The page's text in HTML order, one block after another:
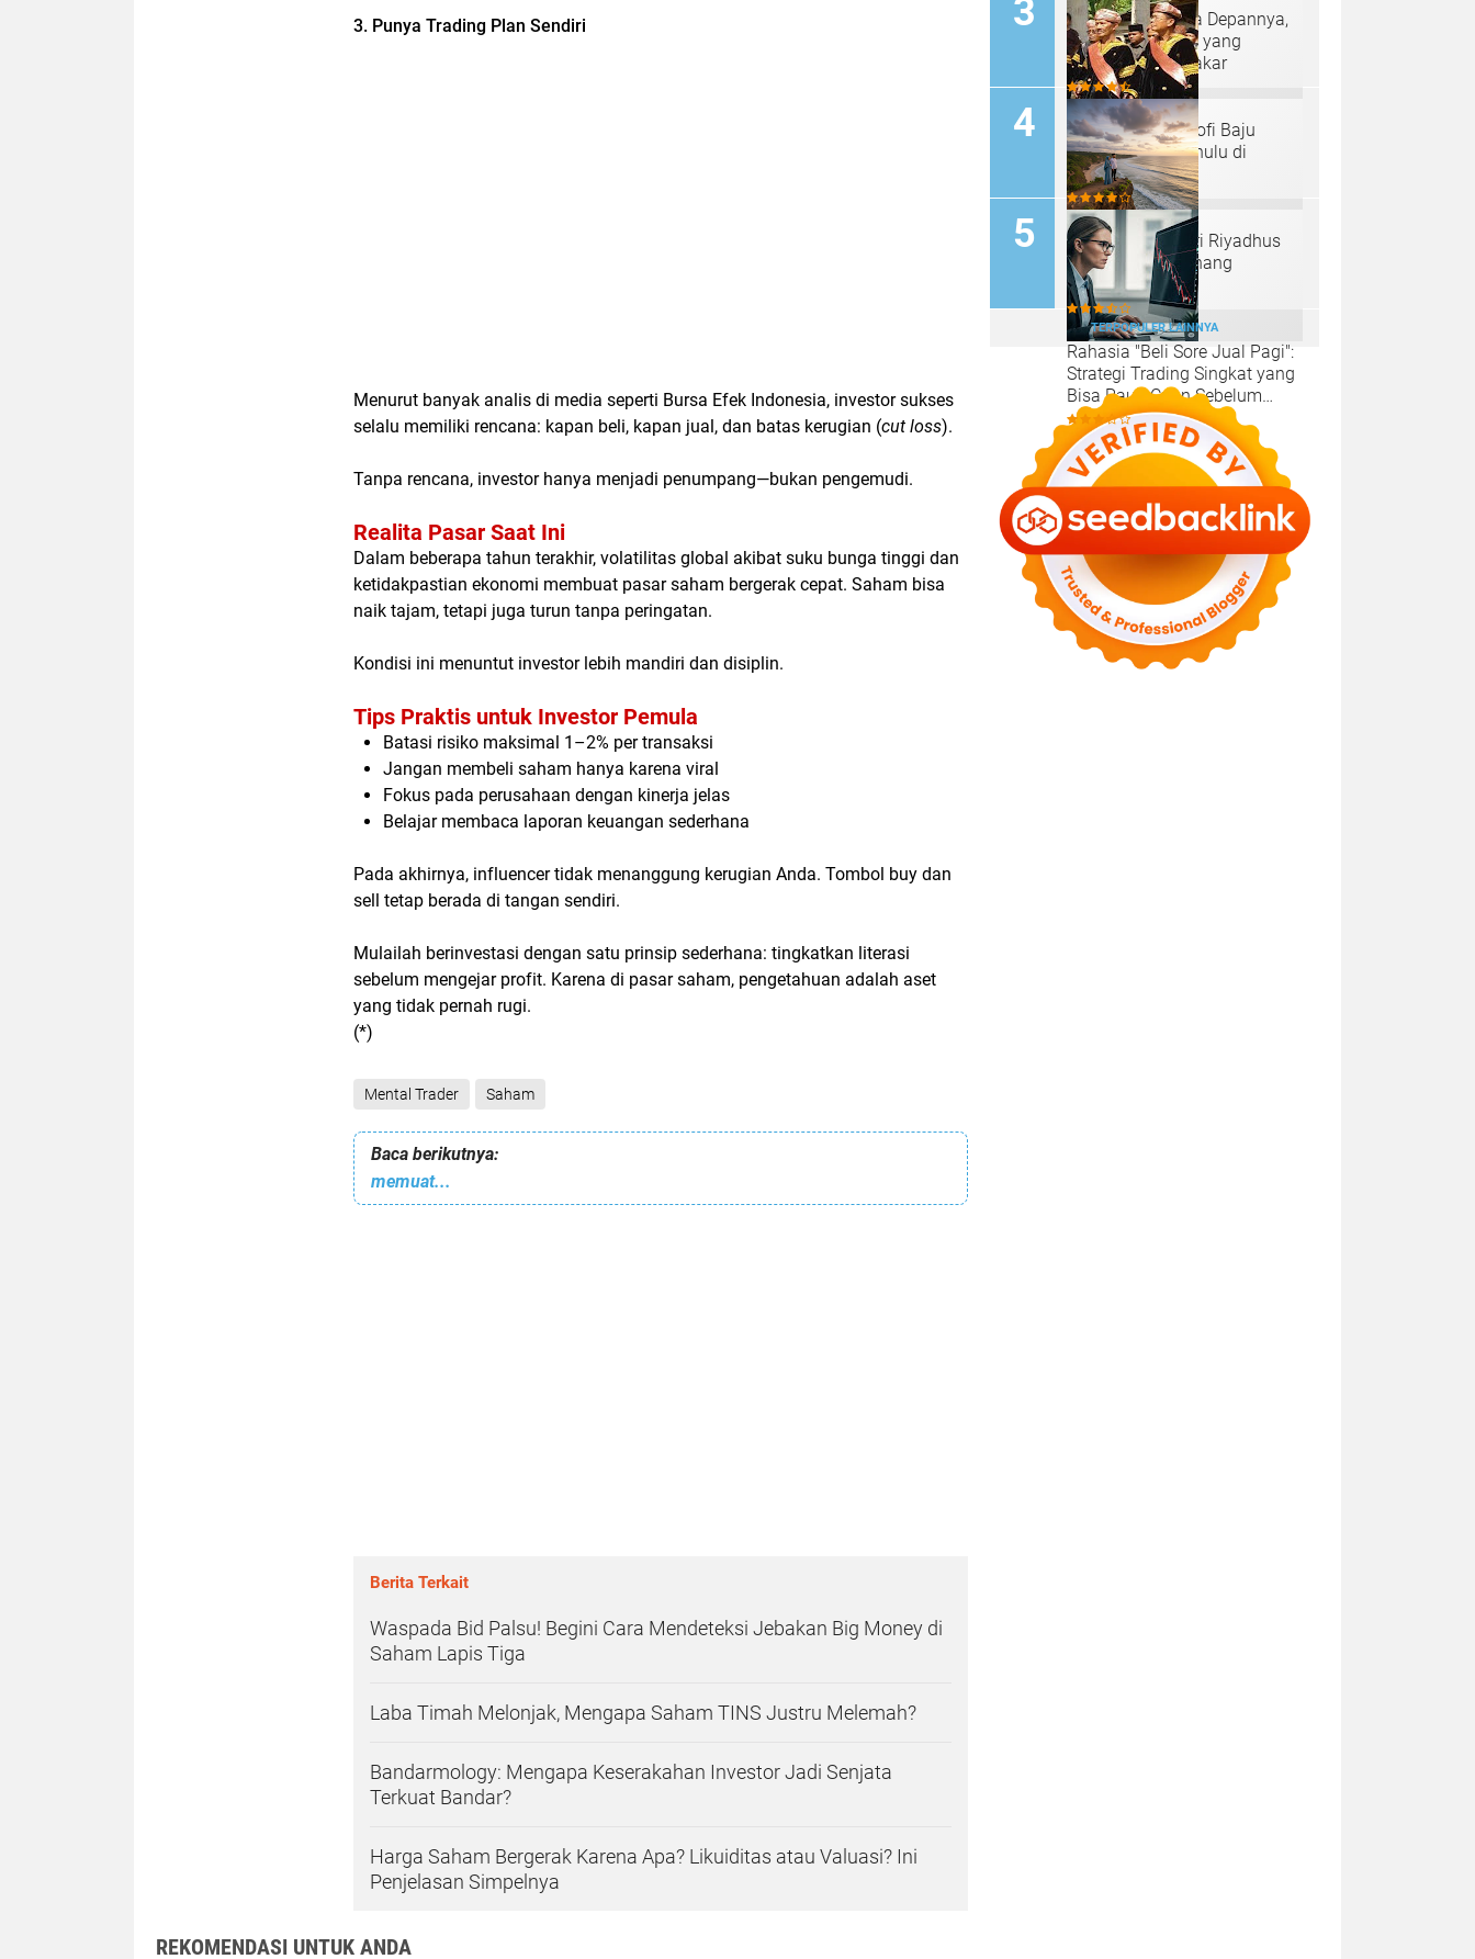
3. Punya Trading Plan Sendiri
Menurut banyak analis di media seperti Bursa Efek Indonesia, investor sukses
selalu memiliki rencana: kapan beli, kapan jual, dan batas kerugian (cut loss).
Tanpa rencana, investor hanya menjadi penumpang—bukan pengemudi.
Realita Pasar Saat Ini
Dalam beberapa tahun terakhir, volatilitas global akibat suku bunga tinggi dan
ketidakpastian ekonomi membuat pasar saham bergerak cepat. Saham bisa
naik tajam, tetapi juga turun tanpa peringatan.
Kondisi ini menuntut investor lebih mandiri dan disiplin.
Tips Praktis untuk Investor Pemula
Batasi risiko maksimal 1–2% per transaksi
Jangan membeli saham hanya karena viral
Fokus pada perusahaan dengan kinerja jelas
Belajar membaca laporan keuangan sederhana
Pada akhirnya, influencer tidak menanggung kerugian Anda. Tombol buy dan
sell
tetap berada di tangan sendiri.
Mulailah berinvestasi dengan satu prinsip sederhana: tingkatkan literasi
sebelum mengejar profit. Karena di pasar saham, pengetahuan adalah aset
yang tidak pernah rugi.
(*)
Mental Trader Saham
Baca berikutnya:
memuat...
Berita Terkait
Waspada Bid Palsu! Begini Cara Mendeteksi Jebakan Big Money di
Saham Lapis Tiga
Laba Timah Melonjak, Mengapa Saham TINS Justru Melemah?
Bandarmology: Mengapa Keserakahan Investor Jadi Senjata
Terkuat Bandar?
Harga Saham Bergerak Karena Apa? Likuiditas atau Valuasi? Ini
Penjelasan Simpelnya
REKOMENDASI UNTUK ANDA
Bitcoin dan Masa Depannya,
Inilah Tantangan yang
Diungkap oleh Pakar
Makna dan Filosofi Baju
Kebesaran Panghulu di
Minangkabau
Belajar Sabar dari Riyadhus
Shalihin: Seni Tenang
Menjalani Hidup
Rahasia "Beli Sore Jual Pagi":
Strategi Trading Singkat yang
Bisa Raup Cuan Sebelum
Sarapan
TERPOPULER LAINNYA